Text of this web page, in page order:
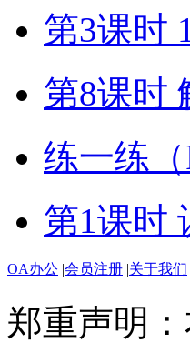
第3课时
第8课时
练一练（
第1课时
OA办公 |会员注册 |关于我们
郑重声明